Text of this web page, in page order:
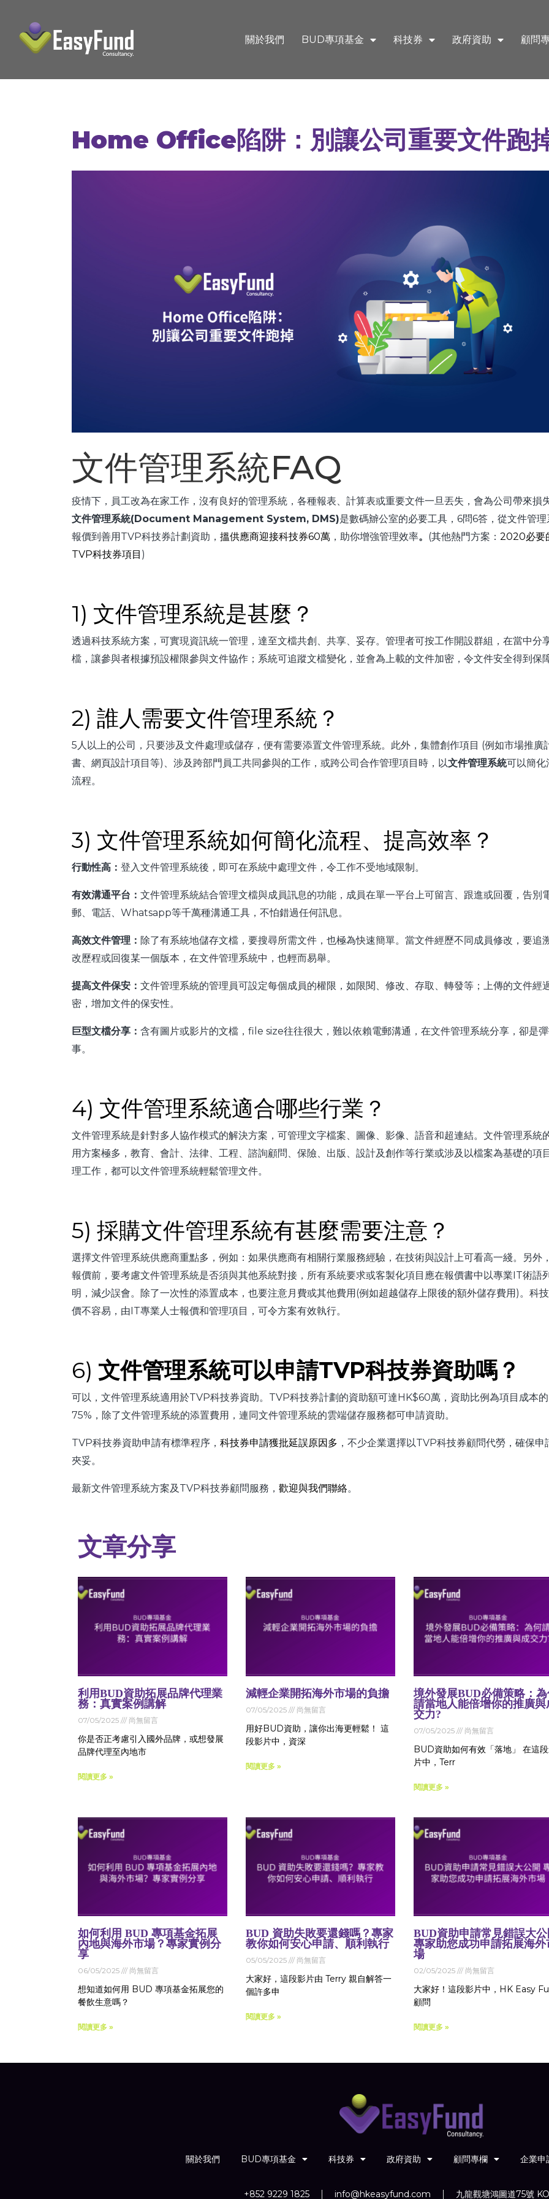
關於我們 BUD專項基金 科技券 政府資助 顧問
Home Office陷阱：別讓公司重要文件跑
文件管理系統FAQ
疫情下，員工改為在家工作，沒有良好的管理系統，各種報表、計算表或重要文件一旦丟失，會為公司帶來損
文件管理系統(Document Management System, DMS)是數碼辧公室的必要工具，6問6答，從文件管理
報價到善用TVP科技券計劃資助， 搵供應商迎接科技券60萬 ，助你增強管理效率。 (其他熱門方案： 2020必要
TVP科技券項目 )
1) 文件管理系統是甚麼？
透過科技系統方案，可實現資訊統一管理，達至文檔共創、共享、妥存。管理者可按工作開設群組，在當中分
檔，讓參與者根據預設權限參與文件協作；系統可追蹤文檔變化，並會為上載的文件加密，令文件安全得到保
2) 誰人需要文件管理系統？
5人以上的公司，只要涉及文件處理或儲存，便有需要添置文件管理系統。此外，集體創作項目 (例如市場推廣
書、網頁設計項目等)、涉及跨部門員工共同參與的工作，或跨公司合作管理項目時，以文件管理系統可以簡化
流程。
3) 文件管理系統如何簡化流程、提高效率？
行動性高： 登入文件管理系統後，即可在系統中處理文件，令工作不受地域限制。
有效溝通平台： 文件管理系統結合管理文檔與成員訊息的功能，成員在單一平台上可留言、跟進或回覆，告別
郵、電話、Whatsapp等千萬種溝通工具，不怕錯過任何訊息。
高效文件管理： 除了有系統地儲存文檔，要搜尋所需文件，也極為快速簡單。當文件經歷不同成員修改，要追
改歷程或回復某一個版本，在文件管理系統中，也輕而易舉。
提高文件保安： 文件管理系統的管理員可設定每個成員的權限，如限閱、修改、存取、轉發等；上傳的文件經
密，增加文件的保安性。
巨型文檔分享： 含有圖片或影片的文檔，file size往往很大，難以依賴電郵溝通，在文件管理系統分享，卻是
事。
4) 文件管理系統適合哪些行業？
文件管理系統是針對多人協作模式的解決方案，可管理文字檔案、圖像、影像、語音和超連結。文件管理系統
用方案極多，教育、會計、法律、工程、諮詢顧問、保險、出版、設計及創作等行業或涉及以檔案為基礎的項
理工作，都可以文件管理系統輕鬆管理文件。
5) 採購文件管理系統有甚麼需要注意？
選擇文件管理系統供應商重點多，例如：如果供應商有相關行業服務經驗，在技術與設計上可看高一綫。另外
報價前，要考慮文件管理系統是否須與其他系統對接，所有系統要求或客製化項目應在報價書中以專業IT術語
明，減少誤會。除了一次性的添置成本，也要注意月費或其他費用(例如超越儲存上限後的額外儲存費用)。科
價不容易，由IT專業人士報價和管理項目，可令方案有效執行。
6) 文件管理系統可以申請TVP科技券資助嗎？
可以，文件管理系統適用於TVP科技券資助。TVP科技券計劃的資助額可達HK$60萬，資助比例為項目成本的
75%，除了文件管理系統的添置費用，連同文件管理系統的雲端儲存服務都可申請資助。
TVP科技券資助申請有標準程序， 科技券申請獲批延誤原因多 ，不少企業選擇以TVP科技券顧問代勞，確保申
夾妥。
最新文件管理系統方案及TVP科技券顧問服務， 歡迎與我們聯絡。
文章分享
利用BUD資助拓展品牌代理業
務：真實案例講解
07/05/2025 尚無留言
你是否正考慮引入國外品牌，或想發展
品牌代理至內地市
閱讀更多 »
減輕企業開拓海外市場的負擔
07/05/2025 尚無留言
用好BUD資助，讓你出海更輕鬆！ 這
段影片中，資深
閱讀更多 »
境外發展BUD必備策略：
請當地人能倍增你的推廣與
交力?
07/05/2025 尚無留言
BUD資助如何有效「落地」 在這
片中，Terr
閱讀更多 »
如何利用 BUD 專項基金拓展
內地與海外市場？專家實例分
享
06/05/2025 尚無留言
想知道如何用 BUD 專項基金拓展您的
餐飲生意嗎？
閱讀更多 »
BUD 資助失敗要還錢嗎？專家
教你如何安心申請、順利執行
05/05/2025 尚無留言
大家好，這段影片由 Terry 親自解答一
個許多申
閱讀更多 »
BUD資助申請常見錯誤大
專家助您成功申請拓展海外
場
02/05/2025 尚無留言
大家好！這段影片中，HK Easy
顧問
閱讀更多 »
關於我們 BUD專項基金 科技券 政府資助 顧問專欄 企業申
+852 9229 1825 info@hkeasyfund.com 九龍觀塘鴻圖道75號